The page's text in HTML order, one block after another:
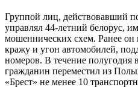
Группой лиц, действовавший
управлял 44-летний белорус,
мошеннических схем. Ранее он
кражу и угон автомобилей,
номеров. В течение полугодия
гражданин переместил из
«Брест» не менее 10